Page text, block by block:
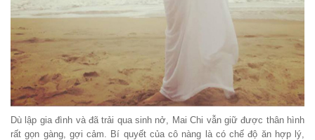
Dù lập gia đình và đã trải qua sinh nở, Mai Chi vẫn giữ được thân hình
rất gọn gàng, gợi cảm. Bí quyết của cô nàng là có chế độ ăn hợp lý,